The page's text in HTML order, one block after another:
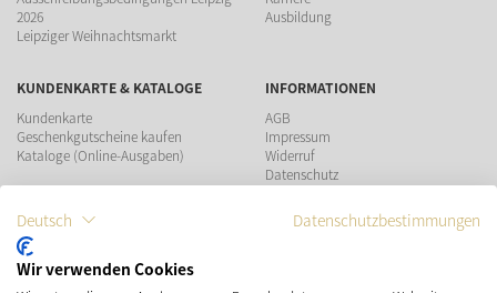
2026
Leipziger Weihnachtsmarkt
Ausbildung
KUNDENKARTE & KATALOGE
Kundenkarte
Geschenkgutscheine kaufen
Kataloge (Online-Ausgaben)
INFORMATIONEN
AGB
Impressum
Widerruf
Datenschutz
ZAHLUNGSMÖGLICHKEITEN
Deutsch Datenschutzbestimmungen
Wir verwenden Cookies